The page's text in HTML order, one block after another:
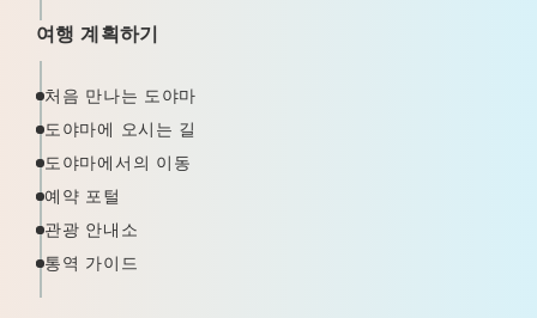
여행 계획하기
처음 만나는 도야마
도야마에 오시는 길
도야마에서의 이동
예약 포털
관광 안내소
통역 가이드